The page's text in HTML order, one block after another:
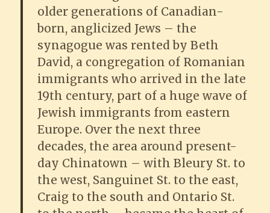
older generations of Canadian-
born, anglicized Jews – the
synagogue was rented by Beth
David, a congregation of Romanian
immigrants who arrived in the late
19th century, part of a huge wave of
Jewish immigrants from eastern
Europe. Over the next three
decades, the area around present-
day Chinatown – with Bleury St. to
the west, Sanguinet St. to the east,
Craig to the south and Ontario St.